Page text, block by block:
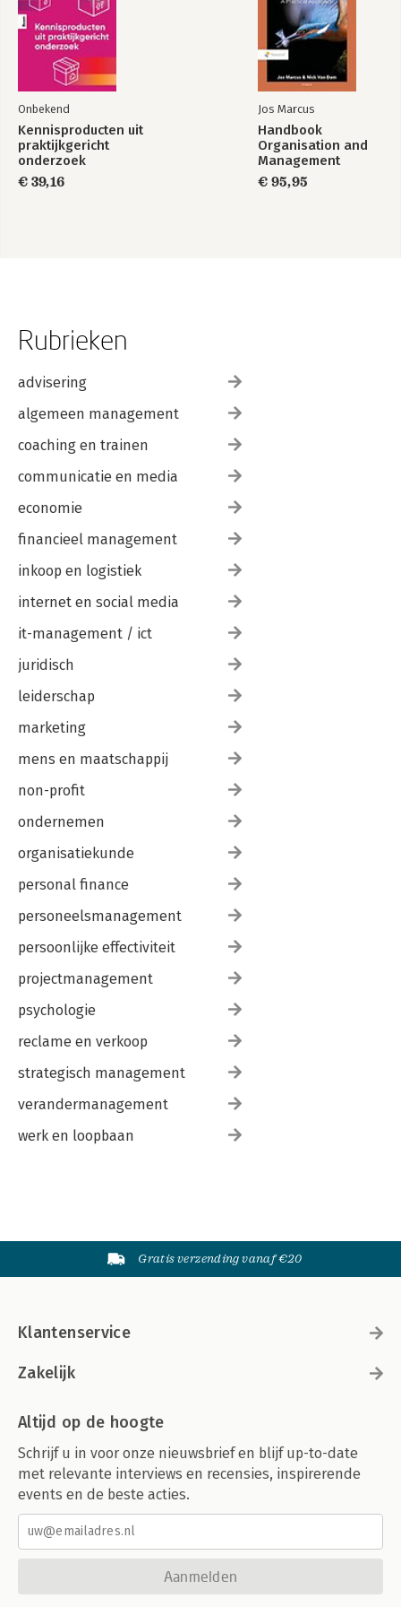
Register
Onbekend
Kennisproducten uit
praktijkgericht
onderzoek
€ 39,16
Jos Marcus
Handbook
Organisation and
Management
€ 95,95
Rubrieken
advisering
algemeen management
coaching en trainen
communicatie en media
economie
financieel management
inkoop en logistiek
internet en social media
it-management / ict
juridisch
leiderschap
marketing
mens en maatschappij
non-profit
ondernemen
organisatiekunde
personal finance
personeelsmanagement
persoonlijke effectiviteit
projectmanagement
psychologie
reclame en verkoop
strategisch management
verandermanagement
werk en loopbaan
Gratis verzending vanaf €20
Klantenservice
Zakelijk
Altijd op de hoogte
Schrijf u in voor onze nieuwsbrief en blijf up-to-date
met relevante interviews en recensies, inspirerende
events en de beste acties.
Aanmelden